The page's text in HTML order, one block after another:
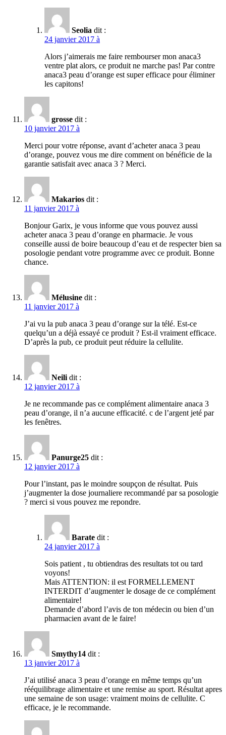
Seolia dit :
24 janvier 2017 à
Alors j’aimerais me faire rembourser mon anaca3
ventre plat alors, ce produit ne marche pas! Par contre
anaca3 peau d’orange est super efficace pour éliminer
les capitons!
grosse dit :
10 janvier 2017 à
Merci pour votre réponse, avant d’acheter anaca 3 peau
d’orange, pouvez vous me dire comment on bénéficie de la
garantie satisfait avec anaca 3 ? Merci.
Makarios dit :
11 janvier 2017 à
Bonjour Garix, je vous informe que vous pouvez aussi
acheter anaca 3 peau d’orange en pharmacie. Je vous
conseille aussi de boire beaucoup d’eau et de respecter bien sa
posologie pendant votre programme avec ce produit. Bonne
chance.
Mélusine dit :
11 janvier 2017 à
J’ai vu la pub anaca 3 peau d’orange sur la télé. Est-ce
quelqu’un a déjà essayé ce produit ? Est-il vraiment efficace.
D’après la pub, ce produit peut réduire la cellulite.
Neili dit :
12 janvier 2017 à
Je ne recommande pas ce complément alimentaire anaca 3
peau d’orange, il n’a aucune efficacité. c de l’argent jeté par
les fenêtres.
Panurge25 dit :
12 janvier 2017 à
Pour l’instant, pas le moindre soupçon de résultat. Puis
j’augmenter la dose journaliere recommandé par sa posologie
? merci si vous pouvez me repondre.
Barate dit :
24 janvier 2017 à
Sois patient , tu obtiendras des resultats tot ou tard
voyons!
Mais ATTENTION: il est FORMELLEMENT
INTERDIT d’augmenter le dosage de ce complément
alimentaire!
Demande d’abord l’avis de ton médecin ou bien d’un
pharmacien avant de le faire!
Smythy14 dit :
13 janvier 2017 à
J’ai utilisé anaca 3 peau d’orange en même temps qu’un
rééquilibrage alimentaire et une remise au sport. Résultat apres
une semaine de son usage: vraiment moins de cellulite. C
efficace, je le recommande.